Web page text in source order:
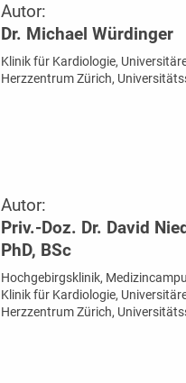
Autor:
Dr. Michael Würdinger
Klinik für Kardiologie,
Herzzentrum Zürich,
Autor:
Priv.-Doz. Dr. David
PhD, BSc
Hochgebirgsklinik,
Klinik für Kardiologie,
Herzzentrum Zürich,